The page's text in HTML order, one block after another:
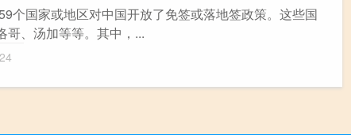
个国家或地区对中国开放了免签或落地签政策。这些国
哥、汤加等等。其中，...